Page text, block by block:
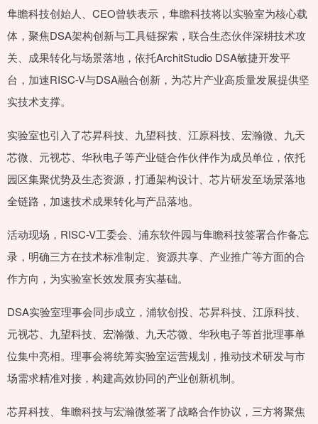
隼瞻科技创始人、CEO曾轶表示，隼瞻科技将以实验室为核心载
体，聚焦DSA架构创新与工具链探索，联合生态伙伴深耕技术攻
关、成果转化与场景落地，依托ArchitStudio DSA敏捷开发平
台，加速RISC-V与DSA融合创新，为芯片产业高质量发展提供坚
实技术支撑。
实验室也引入了芯昇科技、九望科技、江原科技、宏瀚微、九天
芯微、元视芯、华秋电子等产业链合作伙伴作为成员单位，依托
园区集聚优势及生态资源，打通架构设计、芯片研发至场景落地
全链路，加速技术成果转化与产品落地。
活动现场，RISC-V工委会、浦东软件园与隼瞻科技签署合作备忘
录，明确三方在技术标准制定、资源共享、产业推广等方面的合
作方向，为实验室长效发展夯实基础。
DSA实验室理事会同步成立，浦软创投、芯昇科技、江原科技、
元视芯、九望科技、宏瀚微、九天芯微、华秋电子等首批理事单
位集中亮相。理事会将统筹实验室运营规划，推动技术研发与市
场需求精准对接，构建高效协同的产业创新机制。
芯昇科技、隼瞻科技与宏瀚微签署了战略合作协议，三方将聚焦